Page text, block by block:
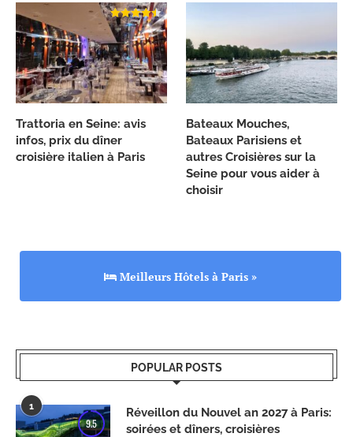
Trattoria en Seine: avis
infos, prix du dîner
croisière italien à Paris
Bateaux Mouches,
Bateaux Parisiens et
autres Croisières sur la
Seine pour vous aider à
choisir
Meilleurs Hôtels à Paris »
POPULAR POSTS
1
9.5
Réveillon du Nouvel an 2027 à Paris:
soirées et dîners, croisières